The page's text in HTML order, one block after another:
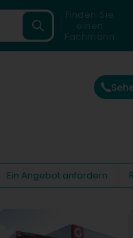
Finden Sie
einen
Fachmann
Ein Angebot anfordern